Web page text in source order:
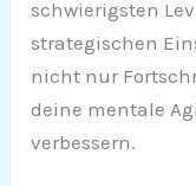
schwierigsten
strategischen
nicht nur
deine mentale
verbessern.